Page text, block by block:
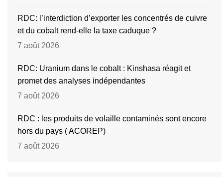
RDC: l’interdiction d’exporter les concentrés de cuivre
et du cobalt rend-elle la taxe caduque ?
7 août 2026
RDC: Uranium dans le cobalt : Kinshasa réagit et
promet des analyses indépendantes
7 août 2026
RDC : les produits de volaille contaminés sont encore
hors du pays ( ACOREP)
7 août 2026